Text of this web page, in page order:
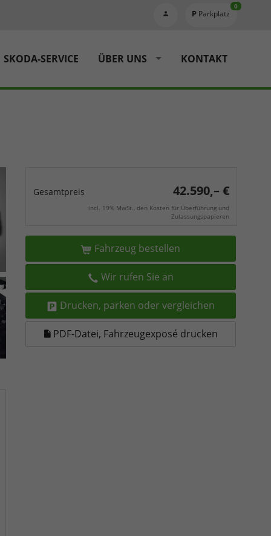
Parkplatz
0
SKODA-SERVICE ÜBER UNS KONTAKT
Gesamtpreis 42.590,– €
incl. 19% MwSt., den Kosten für Überführung und
Zulassungspapieren
Fahrzeug bestellen
Wir rufen Sie an
Drucken, parken oder vergleichen
PDF-Datei, Fahrzeugexposé drucken